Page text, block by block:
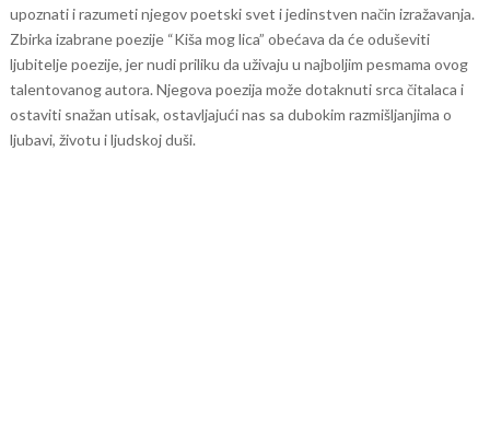
upoznati i razumeti njegov poetski svet i jedinstven način izražavanja.
Zbirka izabrane poezije “Kiša mog lica” obećava da će oduševiti
ljubitelje poezije, jer nudi priliku da uživaju u najboljim pesmama ovog
talentovanog autora. Njegova poezija može dotaknuti srca čitalaca i
ostaviti snažan utisak, ostavljajući nas sa dubokim razmišljanjima o
ljubavi, životu i ljudskoj duši.